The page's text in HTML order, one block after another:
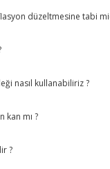
düzeltmesine tabi
nasıl kullanabiliriz ?
kan mı ?
?